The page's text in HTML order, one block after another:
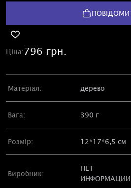
Ціна:796 грн.
Матеріал: дерево
Вага: 390 г
Розмір: 12*17*6,5 см
Виробник:
НЕТ
ИНФОРМАЦИИ